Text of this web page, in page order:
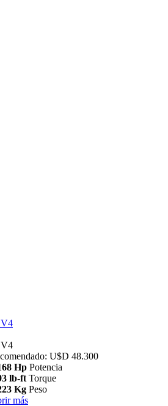
U$D 48.300
Hp Potencia
lb-ft Torque
Kg Peso
más